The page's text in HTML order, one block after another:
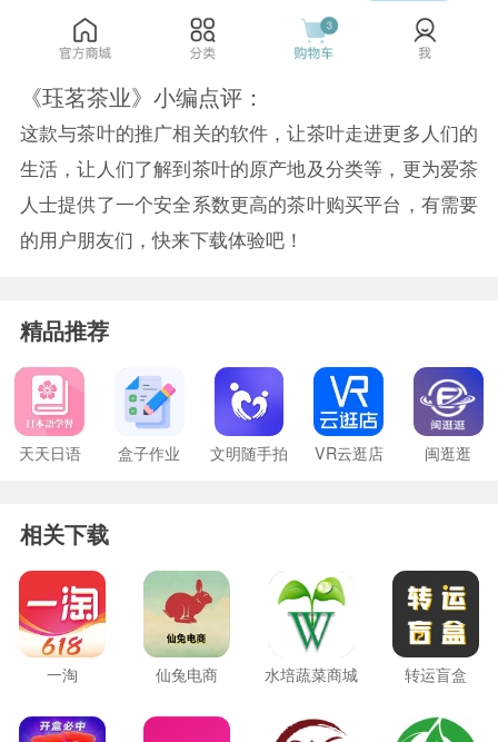
《珏茗茶业》小编点评：
这款与茶叶的推广相关的软件，让茶叶走进更多人们的
生活，让人们了解到茶叶的原产地及分类等，更为爱茶
人士提供了一个安全系数更高的茶叶购买平台，有需要
的用户朋友们，快来下载体验吧！
精品推荐
天天日语 盒子作业 文明随手拍 VR云逛店 闽逛逛
相关下载
一淘 仙兔电商 水培蔬菜商城 转运盲盒